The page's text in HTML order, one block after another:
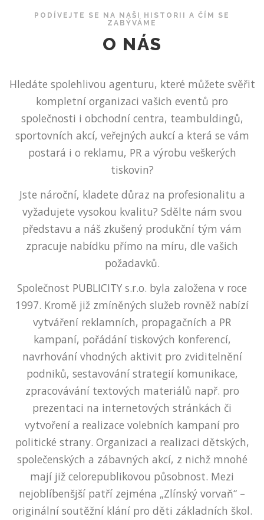
PODÍVEJTE SE NA NAŠI HISTORII A ČÍM SE
ZABÝVÁME
O NÁS
Hledáte spolehlivou agenturu, které můžete svěřit
kompletní organizaci vašich eventů pro
společnosti i obchodní centra, teambuldingů,
sportovních akcí, veřejných aukcí a která se vám
postará i o reklamu, PR a výrobu veškerých
tiskovin?
Jste nároční, kladete důraz na profesionalitu a
vyžadujete vysokou kvalitu? Sdělte nám svou
představu a náš zkušený produkční tým vám
zpracuje nabídku přímo na míru, dle vašich
požadavků.
Společnost PUBLICITY s.r.o. byla založena v roce
1997. Kromě již zmíněných služeb rovněž nabízí
vytváření reklamních, propagačních a PR
kampaní, pořádání tiskových konferencí,
navrhování vhodných aktivit pro zviditelnění
podniků, sestavování strategií komunikace,
zpracovávání textových materiálů např. pro
prezentaci na internetových stránkách či
vytvoření a realizace volebních kampaní pro
politické strany. Organizaci a realizaci dětských,
společenských a zábavných akcí, z nichž mnohé
mají již celorepublikovou působnost. Mezi
nejoblíbenšjší patří zejména „Zlínský vorvaň“ –
originální soutěžní klání pro děti základních škol.